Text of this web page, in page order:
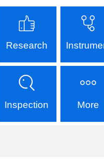
Research
Inspection More